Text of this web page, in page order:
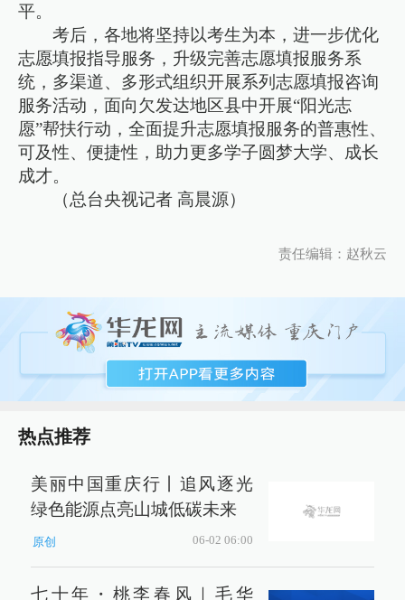
平。
考后，各地将坚持以考生为本，进一步优化
志愿填报指导服务，升级完善志愿填报服务系
统，多渠道、多形式组织开展系列志愿填报咨询
服务活动，面向欠发达地区县中开展“阳光志
愿”帮扶行动，全面提升志愿填报服务的普惠性、
可及性、便捷性，助力更多学子圆梦大学、成长
成才。
（总台央视记者 高晨源）
责任编辑：赵秋云
热点推荐
美丽中国重庆行丨追风逐光
绿色能源点亮山城低碳未来
原创 06-02 06:00
七十年・桃李春风｜毛华